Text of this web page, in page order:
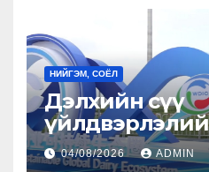
НИЙГЭМ, СОЁЛ
Дэлхийн сүү
болж байна
04/08/2026 ADMIN